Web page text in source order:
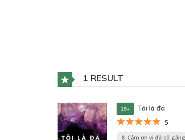
1 RESULT
18+ Tôi là đá
5
8. Cảm ơn vì đã cố gắng